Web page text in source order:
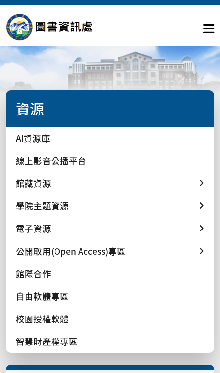
資源
AI資源庫
線上影音公播平台
館藏資源
學院主題資源
電子資源
公開取用(Open Access)專區
館際合作
自由軟體專區
校園授權軟體
智慧財產權專區